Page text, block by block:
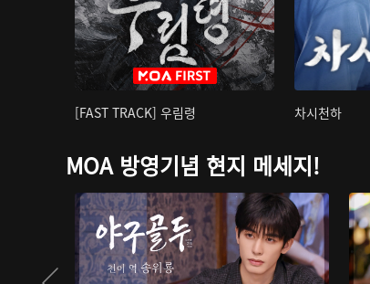
[FAST TRACK] 우림령 차시천하
MOA 방영기념 현지 메세지!